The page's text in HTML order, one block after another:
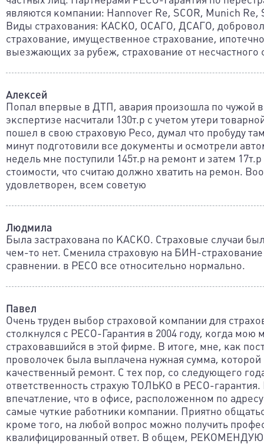
являются компании: Hannover Re, SCOR, Munich
Виды страхования: КАСКО, ОСАГО, ДСАГО,
страхование, имущественное страхование,
выезжающих за рубеж, страхование от несчастного
Алексей
Попал впервые в ДТП, авария произошла по чужой
экспертизе насчитали 130т.р с учетом утери
пошел в свою страховую Ресо, думал что пробуду
минут подготовили все документы и осмотрели
недель мне поступили 145т.р на ремонт и затем
стоимости, что считаю должно хватить на ремон.
удовлетворен, всем советую
Людмила
Была застрахована по КАСКО. Страховые случаи
чем-то нет. Сменила страховую на БИН-
сравнении. в РЕСО все относительно нормально.
Павел
Очень труден выбор страховой компании для
столкнулся с РЕСО-Гарантия в 2004 году, когда мою
страховавшийся в этой фирме. В итоге, мне, как
проволочек была выплачена нужная сумма, которой
качественный ремонт. С тех пор, со следующего
ответственность страхую ТОЛЬКО в РЕСО-
впечатление, что в офисе, расположенном по
самые чуткие работники компании. Приятно
кроме того, на любой вопрос можно получить
квалифицированный ответ. В общем,